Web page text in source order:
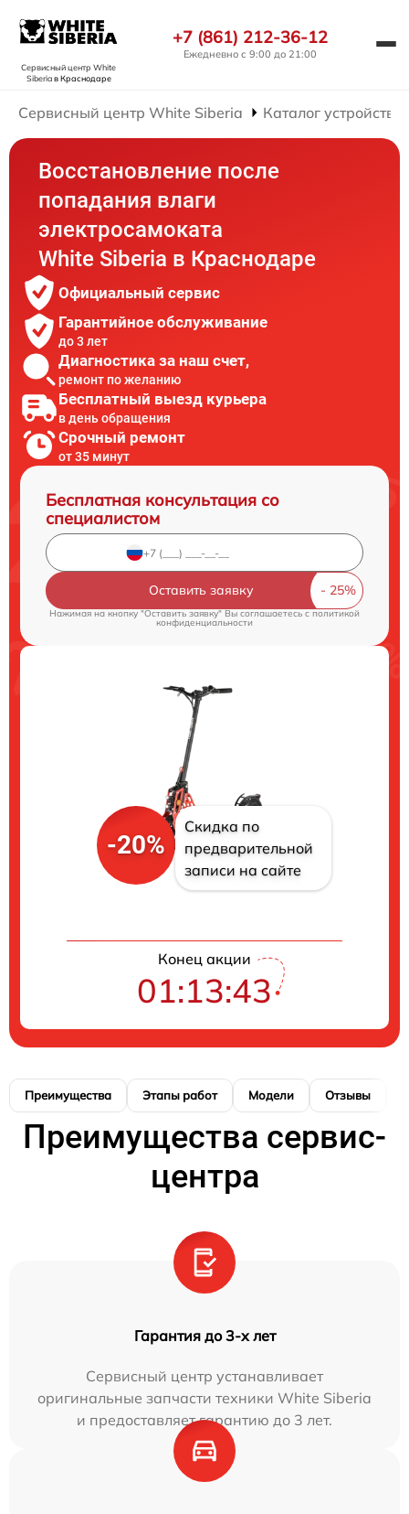
Сервисный центр White
Siberiaв Краснодаре
+7 (861) 212-36-12
Ежедневно с 9:00 до 21:00
Сервисный центр White Siberia Каталог устройств
Восстановление после
попадания влаги
электросамоката
White Siberia в Краснодаре
Официальный сервис
Гарантийное обслуживание
до 3 лет
Диагностика за наш счет,
ремонт по желанию
Бесплатный выезд курьера
в день обращения
Срочный ремонт
от 35 минут
Бесплатная консультация со
специалистом
Оставить заявку
Нажимая на кнопку "Оставить заявку" Вы соглашаетесь cполитикой
конфиденциальности
-20%
Скидка по
предварительной
записи на сайте
Конец акции
01:13:42
Преимущества Этапы работ Модели Отзывы
Преимущества сервис-
центра
Гарантия до 3-х лет
Сервисный центр устанавливает
оригинальные запчасти техники White Siberia
и предоставляет гарантию до 3 лет.